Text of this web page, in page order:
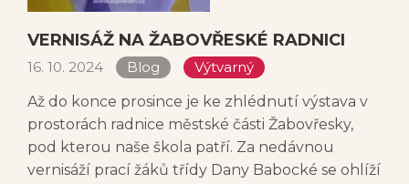
VERNISÁŽ NA ŽABOVŘESKÉ RADNICI
16. 10. 2024 Blog
Výtvarný
Až do konce prosince je ke zhlédnutí výstava v
prostorách radnice městské části Žabovřesky,
pod kterou naše škola patří. Za nedávnou
vernisáží prací žáků třídy Dany Babocké se ohlíží